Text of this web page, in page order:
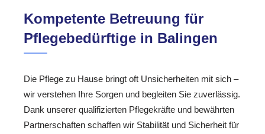
Kompetente Betreuung für
Pflegebedürftige in Balingen
Die Pflege zu Hause bringt oft Unsicherheiten mit sich –
wir verstehen Ihre Sorgen und begleiten Sie zuverlässig.
Dank unserer qualifizierten Pflegekräfte und bewährten
Partnerschaften schaffen wir Stabilität und Sicherheit für